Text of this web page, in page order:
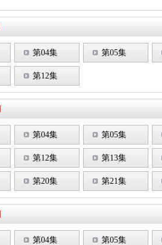
第04集 第05集
第12集
第04集 第05集
第12集 第13集
第20集 第21集
第04集 第05集